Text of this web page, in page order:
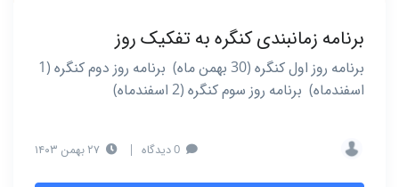
برنامه زمانبندی کنگره به تفکیک روز
برنامه روز اول کنگره (30 بهمن ماه) برنامه روز دوم کنگره (1
اسفندماه) برنامه روز سوم کنگره (2 اسفندماه)
|